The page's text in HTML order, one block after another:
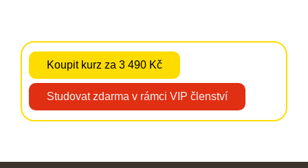
Koupit kurz za 3 490 Kč
Studovat zdarma v rámci VIP členství